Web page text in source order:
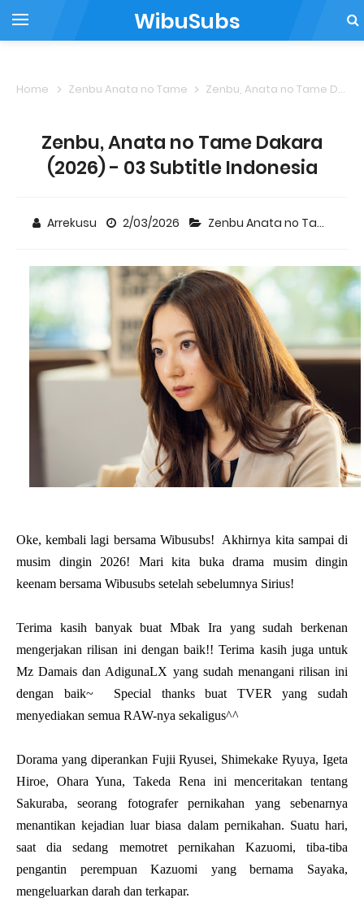
WibuSubs
Home Zenbu Anata no Tame Zenbu, Anata no Tame Dakara (2026) - 03 Subtitle Indonesia
Zenbu, Anata no Tame Dakara
(2026) - 03 Subtitle Indonesia
Arrekusu 2/03/2026 Zenbu Anata no Tame
Oke, kembali lagi bersama Wibusubs! Akhirnya kita sampai di
musim dingin 2026! Mari kita buka drama musim dingin
keenam bersama Wibusubs setelah sebelumnya Sirius!
Terima kasih banyak buat Mbak Ira yang sudah berkenan
mengerjakan rilisan ini dengan baik!! Terima kasih juga untuk
Mz Damais dan AdigunaLX yang sudah menangani rilisan ini
dengan baik~ Special thanks buat TVER yang sudah
menyediakan semua RAW-nya sekaligus^^
Dorama yang diperankan Fujii Ryusei, Shimekake Ryuya, Igeta
Hiroe, Ohara Yuna, Takeda Rena ini menceritakan tentang
Sakuraba, seorang fotografer pernikahan yang sebenarnya
menantikan kejadian luar biasa dalam pernikahan. Suatu hari,
saat dia sedang memotret pernikahan Kazuomi, tiba-tiba
pengantin perempuan Kazuomi yang bernama Sayaka,
mengeluarkan darah dan terkapar.